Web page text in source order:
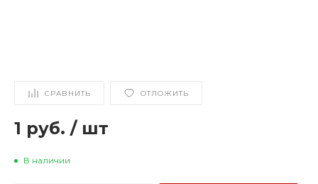
СРАВНИТЬ ОТЛОЖИТЬ
1 руб. / шт
В наличии